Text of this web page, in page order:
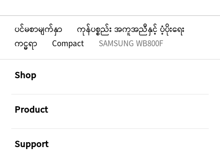
ပင်မစာမျက်နှာ
ကုန်ပစ္စည်း အကူအညီနှင့် ပံ့ပိုးရေး
ကင္မရာ
Compact SAMSUNG WB800F
Shop
Product
Support